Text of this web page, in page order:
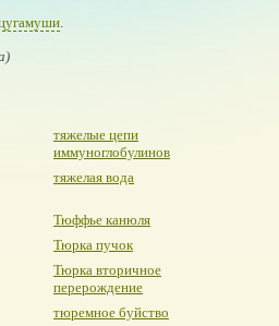
.
тяжелые цепи
иммуноглобулинов
тяжелая вода
Тюффье канюля
Тюрка пучок
Тюрка вторичное
перерождение
тюремное буйство